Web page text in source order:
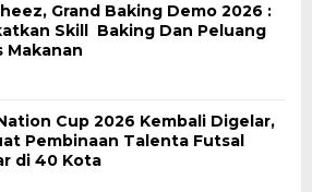
Grand Baking Demo 2026 :
Skill Baking Dan Peluang
Makanan
Cup 2026 Kembali Digelar,
Pembinaan Talenta Futsal
di 40 Kota